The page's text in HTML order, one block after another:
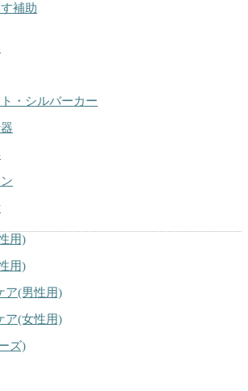
補助
・シルバーカー
用)
用)
ア(男性用)
ア(女性用)
ズ)